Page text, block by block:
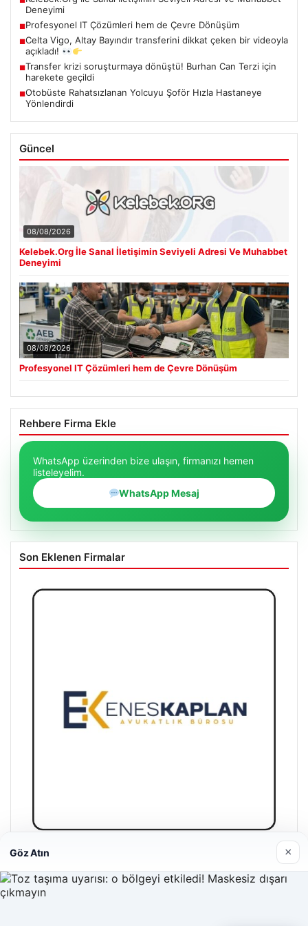
Deneyimi
■Profesyonel IT Çözümleri hem de Çevre Dönüşüm
■Celta Vigo, Altay Bayındır transferini dikkat çeken bir videoyla
açıkladı!
■Transfer krizi soruşturmaya dönüştü! Burhan Can Terzi için
harekete geçildi
■Otobüste Rahatsızlanan Yolcuyu Şoför Hızla Hastaneye
Yönlendirdi
Güncel
08/08/2026
Kelebek.Org İle Sanal İletişimin Seviyeli Adresi Ve Muhabbet
Deneyimi
08/08/2026
Profesyonel IT Çözümleri hem de Çevre Dönüşüm
Rehbere Firma Ekle
WhatsApp üzerinden bize ulaşın, firmanızı hemen
listeleyelim.
WhatsApp Mesaj
Son Eklenen Firmalar
Enes Kaplan Avukatlık Bürosu
28/04/2026
Göz Atın ×